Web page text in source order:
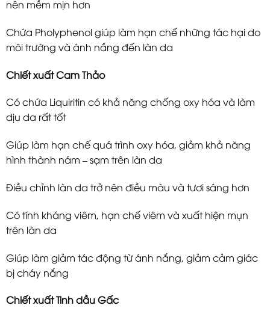
nên mềm mịn hơn
Chứa Pholyphenol giúp làm hạn chế những tác hại do
môi trường và ánh nắng đến làn da
Chiết xuất Cam Thảo
Có chứa Liquiritin có khả năng chống oxy hóa và làm
dịu da rất tốt
Giúp làm hạn chế quá trình oxy hóa, giảm khả năng
hình thành nám – sạm trên làn da
Điều chỉnh làn da trở nên điều màu và tươi sáng hơn
Có tính kháng viêm, hạn chế viêm và xuất hiện mụn
trên làn da
Giúp làm giảm tác động từ ánh nắng, giảm cảm giác
bị cháy nắng
Chiết xuất Tinh dầu Gấc